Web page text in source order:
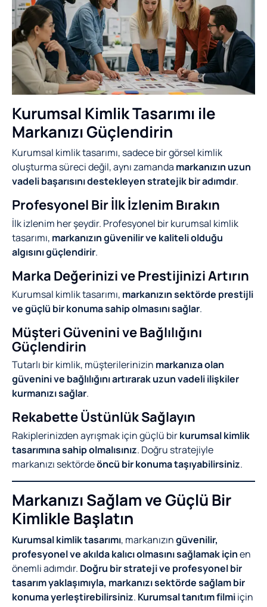
Kurumsal Kimlik Tasarımı ile
Markanızı Güçlendirin
Kurumsal kimlik tasarımı, sadece bir görsel kimlik
oluşturma süreci değil, aynı zamanda markanızın uzun
vadeli başarısını destekleyen stratejik bir adımdır.
Profesyonel Bir İlk İzlenim Bırakın
İlk izlenim her şeydir. Profesyonel bir kurumsal kimlik
tasarımı, markanızın güvenilir ve kaliteli olduğu
algısını güçlendirir.
Marka Değerinizi ve Prestijinizi Artırın
Kurumsal kimlik tasarımı, markanızın sektörde prestijli
ve güçlü bir konuma sahip olmasını sağlar.
Müşteri Güvenini ve Bağlılığını
Güçlendirin
Tutarlı bir kimlik, müşterilerinizin markanıza olan
güvenini ve bağlılığını artırarak uzun vadeli ilişkiler
kurmanızı sağlar.
Rekabette Üstünlük Sağlayın
Rakiplerinizden ayrışmak için güçlü birkurumsal kimlik
tasarımına sahip olmalısınız. Doğru stratejiyle
markanızı sektördeöncü bir konuma taşıyabilirsiniz.
Markanızı Sağlam ve Güçlü Bir
Kimlikle Başlatın
Kurumsal kimlik tasarımı, markanızıngüvenilir,
profesyonel ve akılda kalıcı olmasını sağlamak içinen
önemli adımdır. Doğru bir strateji ve profesyonel bir
tasarım yaklaşımıyla, markanızı sektörde sağlam bir
konuma yerleştirebilirsiniz. Kurumsal tanıtım filmiiçin